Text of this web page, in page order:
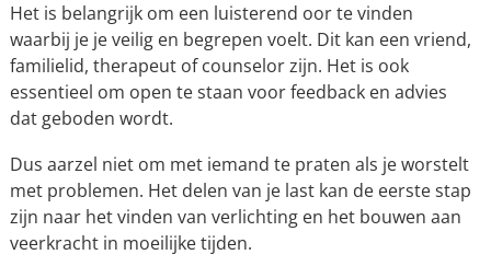
Het is belangrijk om een luisterend oor te vinden
waarbij je je veilig en begrepen voelt. Dit kan een vriend,
familielid, therapeut of counselor zijn. Het is ook
essentieel om open te staan voor feedback en advies
dat geboden wordt.
Dus aarzel niet om met iemand te praten als je worstelt
met problemen. Het delen van je last kan de eerste stap
zijn naar het vinden van verlichting en het bouwen aan
veerkracht in moeilijke tijden.